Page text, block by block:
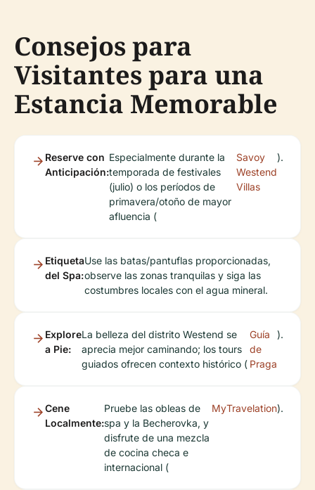
Consejos para
Visitantes para una
Estancia Memorable
Reserve con
Anticipación:
Especialmente durante la
temporada de festivales
(julio) o los períodos de
primavera/otoño de mayor
afluencia (
Savoy
Westend
Villas
).
Etiqueta
del Spa:
Use las batas/pantuflas proporcionadas,
observe las zonas tranquilas y siga las
costumbres locales con el agua mineral.
Explore
a Pie:
La belleza del distrito Westend se
aprecia mejor caminando; los tours
guiados ofrecen contexto histórico (
Guía
de
Praga
).
Cene
Localmente:
Pruebe las obleas de
spa y la Becherovka, y
disfrute de una mezcla
de cocina checa e
internacional (
MyTravelation).